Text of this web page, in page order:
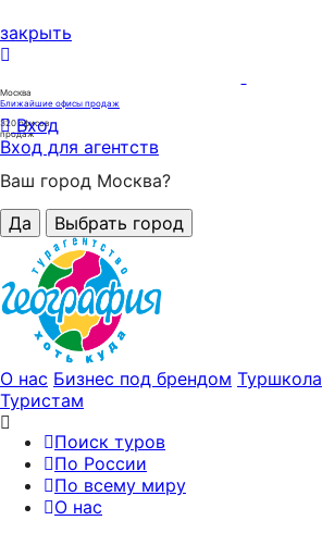
закрыть
Москва
Ближайшие офисы продаж
320офисов
продаж
Вход
Вход для агентств
Ваш город Москва?
Да
Выбрать город
О нас Бизнес под брендом Туршкола
Туристам
Поиск туров
По России
По всему миру
О нас